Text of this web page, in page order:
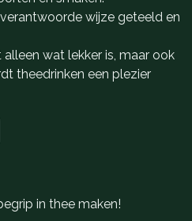
wijze geteeld en
wat lekker is, maar ook
theedrinken een plezier
in thee maken!